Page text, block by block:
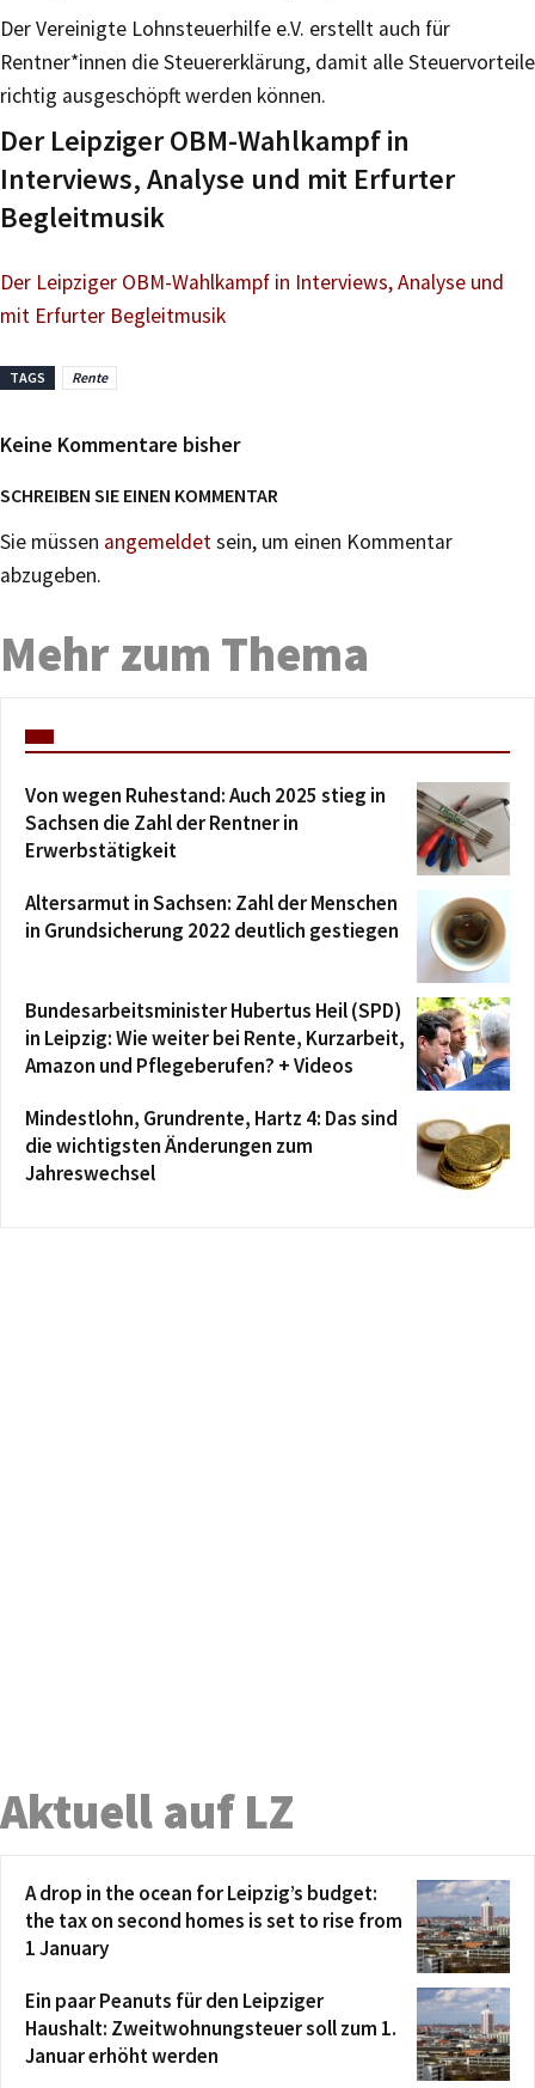
Der Vereinigte Lohnsteuerhilfe e.V. erstellt auch für
Rentner*innen die Steuererklärung, damit alle Steuervorteile
richtig ausgeschöpft werden können.
Der Leipziger OBM-Wahlkampf in
Interviews, Analyse und mit Erfurter
Begleitmusik
Der Leipziger OBM-Wahlkampf in Interviews, Analyse und
mit Erfurter Begleitmusik
TAGS Rente
Keine Kommentare bisher
SCHREIBEN SIE EINEN KOMMENTAR
Sie müssen angemeldetsein, um einen Kommentar
abzugeben.
Mehr zum Thema
Von wegen Ruhestand: Auch 2025 stieg in
Sachsen die Zahl der Rentner in
Erwerbstätigkeit
Altersarmut in Sachsen: Zahl der Menschen
in Grundsicherung 2022 deutlich gestiegen
Bundesarbeitsminister Hubertus Heil (SPD)
in Leipzig: Wie weiter bei Rente, Kurzarbeit,
Amazon und Pflegeberufen? + Videos
Mindestlohn, Grundrente, Hartz 4: Das sind
die wichtigsten Änderungen zum
Jahreswechsel
Aktuell auf LZ
A drop in the ocean for Leipzig’s budget:
the tax on second homes is set to rise from
1 January
Ein paar Peanuts für den Leipziger
Haushalt: Zweitwohnungsteuer soll zum 1.
Januar erhöht werden